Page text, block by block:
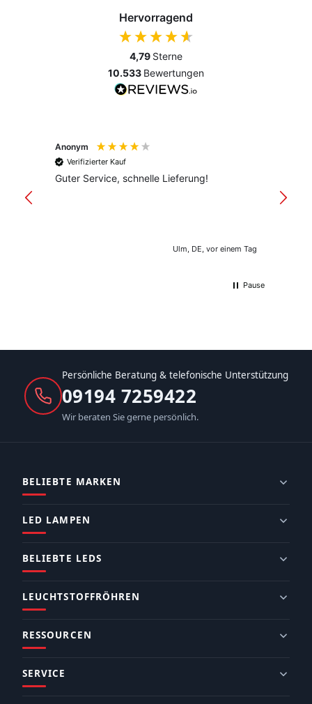
Hervorragend
4,79 Sterne
10.533 Bewertungen
Anonym
Verifizierter Kauf
Guter Service, schnelle Lieferung!
Ulm, DE, vor einem Tag
Pause
Persönliche Beratung & telefonische Unterstützung
09194 7259422
Wir beraten Sie gerne persönlich.
BELIEBTE MARKEN
LED LAMPEN
BELIEBTE LEDS
LEUCHTSTOFFRÖHREN
RESSOURCEN
SERVICE